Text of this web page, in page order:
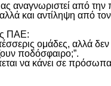
αναγνωριστεί από
και αντίληψη από
ΠΑΕ:
ομάδες, αλλά
ποδόσφαιρο;”.
να κάνει σε